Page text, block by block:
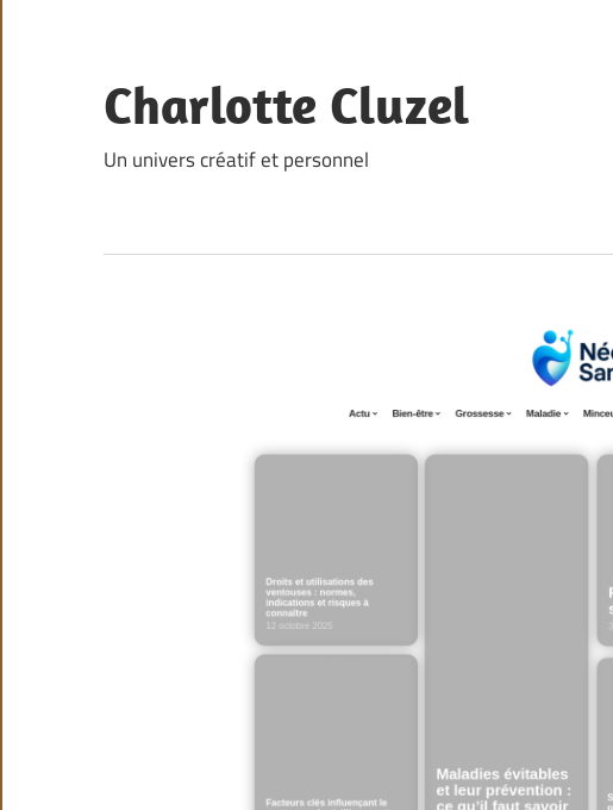
content
Charlotte Cluzel
Un univers créatif et personnel